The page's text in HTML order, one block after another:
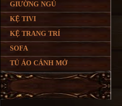
GIƯỜNG NGỦ
KỆ TIVI
KỆ TRANG TRÍ
SOFA
TỦ ÁO CÁNH MỞ